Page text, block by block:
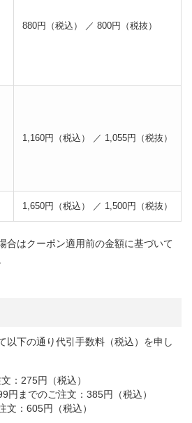
880円（税込） ／ 800円（税抜）
1,160円（税込） ／ 1,055円（税抜）
1,650円（税込） ／ 1,500円（税抜）
合はクーポン適用前の金額に基づいて
以下の通り代引手数料（税込）を申し
：275円（税込）
円までのご注文：385円（税込）
文：605円（税込）